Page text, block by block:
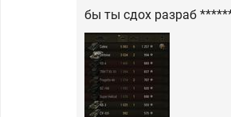
бы ты сдох разраб